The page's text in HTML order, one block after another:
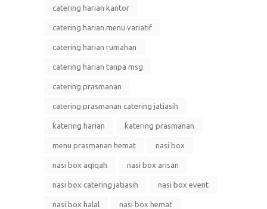
catering harian kantor
catering harian menu variatif
catering harian rumahan
catering harian tanpa msg
catering prasmanan
catering prasmanan catering jatiasih
katering harian katering prasmanan
menu prasmanan hemat nasi box
nasi box aqiqah nasi box arisan
nasi box catering jatiasih nasi box event
nasi box halal nasi box hemat